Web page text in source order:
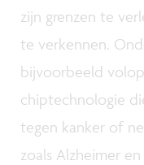
zijn grenzen te
te verkennen.
bijvoorbeeld
chiptechnologie
tegen kanker of
zoals Alzheimer en